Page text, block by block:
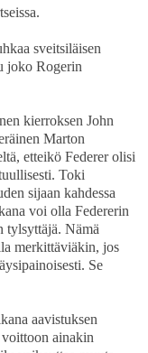
sveitsiläisen
joko Rogerin
kierroksen John
Marton
etteikö Federer olisi
Toki
sijaan kahdessa
voi olla Federerin
tylsyttäjä. Nämä
merkittäviäkin, jos
Se
aavistuksen
ainakin